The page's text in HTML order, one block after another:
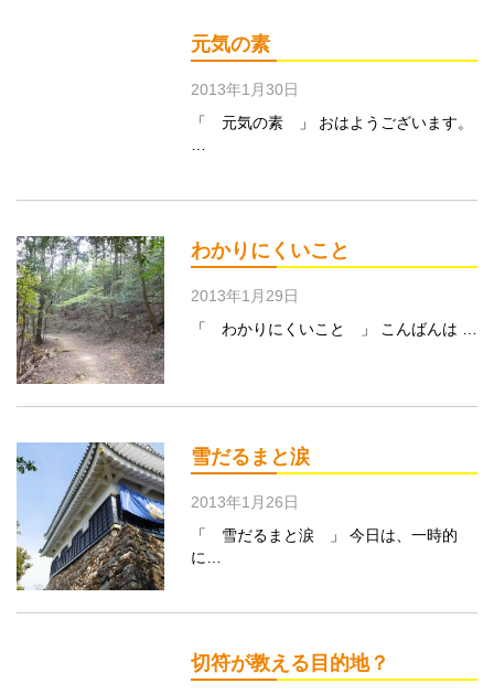
元気の素
2013年1月30日
「 元気の素 」 おはようございます。
わかりにくいこと
2013年1月29日
「 わかりにくいこと 」 こんばんは …
雪だるまと涙
2013年1月26日
「 雪だるまと涙 」 今日は、一時的
に…
切符が教える目的地？